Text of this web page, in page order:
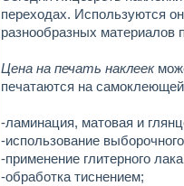
переходах. Используются
разнообразных материалов
Цена на печать наклеек
печатаются на
-ламинация, матовая и
-использование
-применение глитерного
-обработка тиснением;